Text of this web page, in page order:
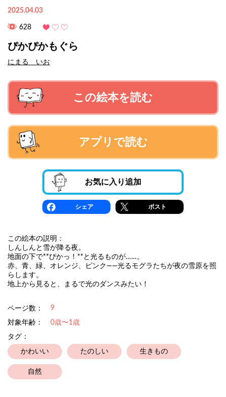
2025.04.03
628
ぴかぴかもぐら
にまる いお
この絵本を読む
アプリで読む
お気に入り追加
シェア ポスト
この絵本の説明：
しんしんと雪が降る夜。
地面の下で**ぴかっ！**と光るものが……。
赤、青、緑、オレンジ、ピンク――光るモグラたちが夜の雪原を照
らします。
地上から見ると、まるで光のダンスみたい！
ページ数： 9
対象年齢：
0歳〜1歳
タグ：
かわいい たのしい 生きもの
自然